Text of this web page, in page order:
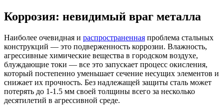
Коррозия: невидимый враг металла
Наиболее очевидная и распространенная проблема стальных
конструкций — это подверженность коррозии. Влажность,
агрессивные химические вещества в городском воздухе,
блуждающие токи — все это запускает процесс окисления,
который постепенно уменьшает сечение несущих элементов и
снижает их прочность. Без надлежащей защиты сталь может
потерять до 1-1.5 мм своей толщины всего за несколько
десятилетий в агрессивной среде.